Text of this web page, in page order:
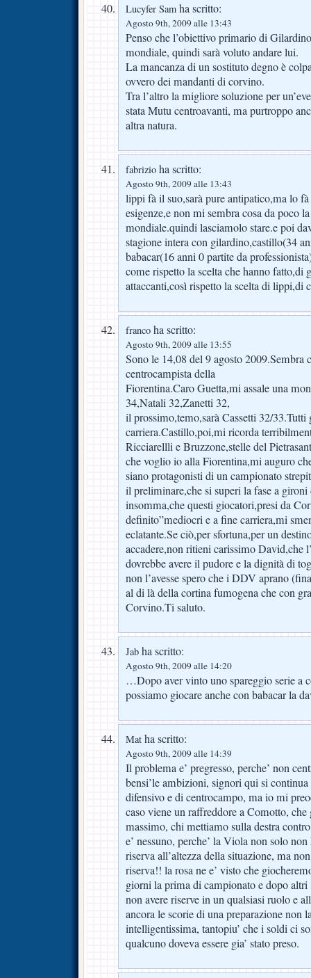
Lucyfer Sam ha scritto:
Agosto 9th, 2009 alle 13:43
Penso che l’obiettivo primario di
mondiale, quindi sarà voluto andare lui.
La mancanza di un sostituto degno è
ovvero dei mandanti di corvino.
Tra l’altro la migliore soluzione per
stata Mutu centroavanti, ma purtroppo
altra natura.
fabrizio ha scritto:
Agosto 9th, 2009 alle 13:43
lippi fà il suo,sarà pure antipatico,ma lo fà
esigenze,e non mi sembra cosa da poco
mondiale.quindi lasciamolo stare.e poi
stagione intera con gilardino,castillo(34
babacar(16 anni 0 partite da
come rispetto la scelta che hanno fatto,di
attaccanti,così rispetto la scelta di lippi,di
franco ha scritto:
Agosto 9th, 2009 alle 13:55
Sono le 14,08 del 9 agosto 2009.Sembra
centrocampista della
Fiorentina.Caro Guetta,mi assale una
34,Natali 32,Zanetti 32,
il prossimo,temo,sarà Cassetti 32/
carriera.Castillo,poi,mi ricorda
Ricciarellli e Bruzzone,stelle del
che voglio io alla Fiorentina,mi auguro
siano protagonisti di un campionato
il preliminare,che si superi la fase a
insomma,che questi giocatori,presi da
definito”mediocri e a fine carriera,mi
eclatante.Se ciò,per sfortuna,per un
accadere,non ritieni carissimo David,che
dovrebbe avere il pudore e la dignità di
non l’avesse spero che i DDV aprano
al di là della cortina fumogena che con
Corvino.Ti saluto.
Jab ha scritto:
Agosto 9th, 2009 alle 14:20
…Dopo aver vinto uno spareggio serie a
possiamo giocare anche con babacar la
Mat ha scritto:
Agosto 9th, 2009 alle 14:39
Il problema e’ pregresso, perche’ non
bensi’le ambizioni, signori qui si
difensivo e di centrocampo, ma io mi
caso viene un raffreddore a Comotto, che
massimo, chi mettiamo sulla destra
e’ nessuno, perche’ la Viola non solo
riserva all’altezza della situazione, ma
riserva!! la rosa ne e’ visto che
giorni la prima di campionato e dopo
non avere riserve in un qualsiasi ruolo e
ancora le scorie di una preparazione non
intelligentissima, tantopiu’ che i soldi ci
qualcuno doveva essere gia’ stato preso.